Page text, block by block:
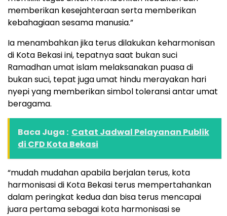
memberikan kesejahteraan serta memberikan
kebahagiaan sesama manusia.”
Ia menambahkan jika terus dilakukan keharmonisan
di Kota Bekasi ini, tepatnya saat bukan suci
Ramadhan umat islam melaksanakan puasa di
bukan suci, tepat juga umat hindu merayakan hari
nyepi yang memberikan simbol toleransi antar umat
beragama.
Baca Juga : Catat Jadwal Pelayanan Publik
di CFD Kota Bekasi
“mudah mudahan apabila berjalan terus, kota
harmonisasi di Kota Bekasi terus mempertahankan
dalam peringkat kedua dan bisa terus mencapai
juara pertama sebagai kota harmonisasi se